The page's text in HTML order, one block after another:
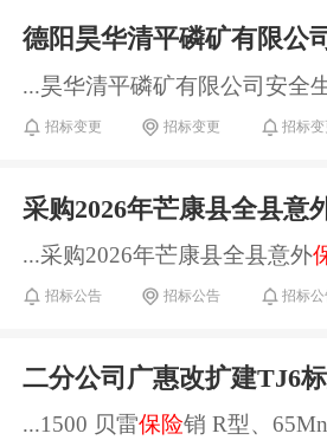
德阳昊华清平磷矿有限公
...昊华清平磷矿有限公司安全
招标变更 招标变更 招标变
采购2026年芒康县全县意
...采购2026年芒康县全县意外
招标公告 招标公告 招标
二分公司广惠改扩建TJ6
...1500 贝雷保险销 R型、